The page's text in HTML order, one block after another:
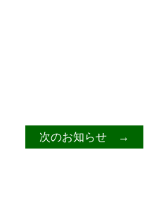
次のお知らせ →